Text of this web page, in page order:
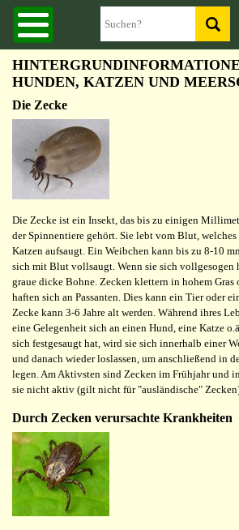
HUNDEN, KATZEN UND
Die Zecke
Die Zecke ist ein Insekt, das bis zu einigen
der Spinnentiere gehört. Sie lebt vom Blut,
Katzen aufsaugt. Ein Weibchen kann bis zu 8-10
sich mit Blut vollsaugt. Wenn sie sich vollgesogen
graue dicke Bohne. Zecken klettern in hohem Gras
haften sich an Passanten. Dies kann ein Tier oder
Zecke kann 3-6 Jahre alt werden. Während ihres
eine Gelegenheit sich an einen Hund, eine Katze
sich festgesaugt hat, wird sie sich innerhalb einer
und danach wieder loslassen, um anschließend in
legen. Am Aktivsten sind Zecken im Frühjahr und
sie nicht aktiv (gilt nicht für "ausländische"
Durch Zecken verursachte Krankheiten